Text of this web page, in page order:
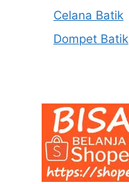
Celana Batik
Dompet Batik